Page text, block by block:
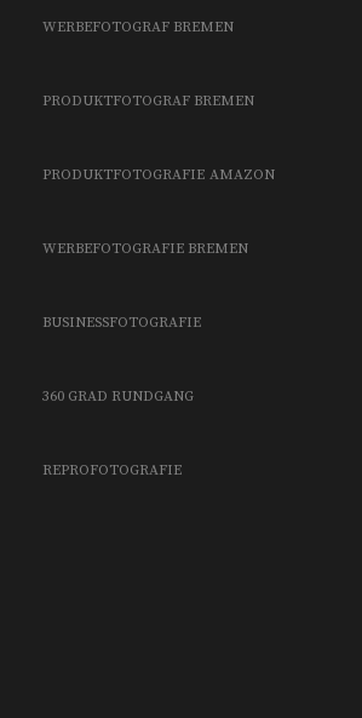
WERBEFOTOGRAF BREMEN
PRODUKTFOTOGRAF BREMEN
PRODUKTFOTOGRAFIE AMAZON
WERBEFOTOGRAFIE BREMEN
BUSINESSFOTOGRAFIE
360 GRAD RUNDGANG
REPROFOTOGRAFIE